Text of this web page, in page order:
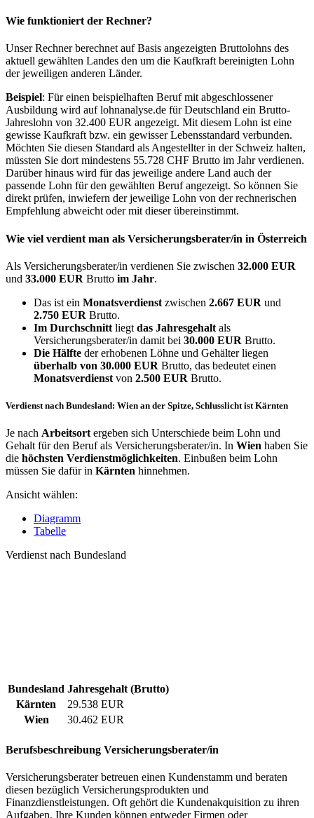
Wie funktioniert der Rechner?
Unser Rechner berechnet auf Basis angezeigten Bruttolohns des
aktuell gewählten Landes den um die Kaufkraft bereinigten Lohn
der jeweiligen anderen Länder.
Beispiel: Für einen beispielhaften Beruf mit abgeschlossener
Ausbildung wird auf lohnanalyse.de für Deutschland ein Brutto-
Jahreslohn von 32.400 EUR angezeigt. Mit diesem Lohn ist eine
gewisse Kaufkraft bzw. ein gewisser Lebensstandard verbunden.
Möchten Sie diesen Standard als Angestellter in der Schweiz halten,
müssten Sie dort mindestens 55.728 CHF Brutto im Jahr verdienen.
Darüber hinaus wird für das jeweilige andere Land auch der
passende Lohn für den gewählten Beruf angezeigt. So können Sie
direkt prüfen, inwiefern der jeweilige Lohn von der rechnerischen
Empfehlung abweicht oder mit dieser übereinstimmt.
Wie viel verdient man als Versicherungsberater/in in Österreich
Als Versicherungsberater/in verdienen Sie zwischen 32.000 EUR
und 33.000 EUR Brutto im Jahr.
Das ist ein Monatsverdienst zwischen 2.667 EUR und
2.750 EUR Brutto.
Im Durchschnitt liegt das Jahresgehalt als
Versicherungsberater/in damit bei 30.000 EUR Brutto.
Die Hälfte der erhobenen Löhne und Gehälter liegen
überhalb von 30.000 EUR Brutto, das bedeutet einen
Monatsverdienst von 2.500 EUR Brutto.
Verdienst nach Bundesland: Wien an der Spitze, Schlusslicht ist Kärnten
Je nach Arbeitsort ergeben sich Unterschiede beim Lohn und
Gehalt für den Beruf als Versicherungsberater/in. In Wien haben Sie
die höchsten Verdienstmöglichkeiten. Einbußen beim Lohn
müssen Sie dafür in Kärnten hinnehmen.
Ansicht wählen:
Diagramm
Tabelle
Verdienst nach Bundesland
Bundesland Jahresgehalt (Brutto)
Kärnten
29.538 EUR
Wien
30.462 EUR
Berufsbeschreibung Versicherungsberater/in
Versicherungsberater betreuen einen Kundenstamm und beraten
diesen bezüglich Versicherungsprodukten und
Finanzdienstleistungen. Oft gehört die Kundenakquisition zu ihren
Aufgaben. Ihre Kunden können entweder Firmen oder